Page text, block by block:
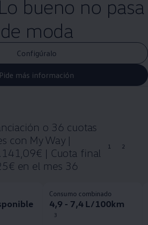
Lo bueno no pasa
de moda
Configúralo
Pide más información
o 36 cuotas
con My Way |
| Cuota final
en el mes 36
1 2
Consumo combinado
4,9 - 7,4 L/100km
3